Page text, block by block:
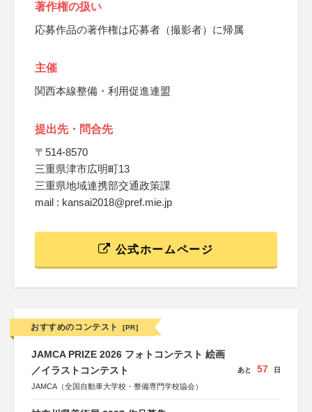
著作権の扱い
応募作品の著作権は応募者（撮影者）に帰属
主催
関西本線整備・利用促進連盟
提出先・問合先
〒514-8570
三重県津市広明町13
三重県地域連携部交通政策課
mail : kansai2018@pref.mie.jp
公式ホームページ
おすすめのコンテスト [PR]
JAMCA PRIZE 2026 フォトコンテスト 絵画
／イラストコンテスト
JAMCA（全国自動車大学校・整備専門学校協会）
あと 57 日